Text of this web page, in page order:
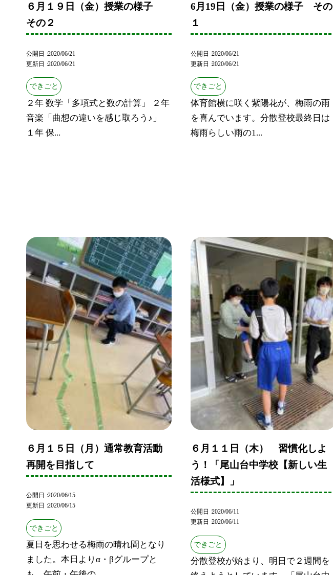
６月１９日（金）授業の様子
その２
公開日 2020/06/21
更新日 2020/06/21
できごと
２年 数学「多項式と数の計算」 ２年
音楽「曲想の違いを感じ取ろう♪」
１年 保...
6月19日（金）授業の様子 その
１
公開日 2020/06/21
更新日 2020/06/21
できごと
体育館横に咲く紫陽花が、梅雨の雨
を喜んでいます。分散登校最終日は
梅雨らしい雨の1...
６月１５日（月）通常教育活動
再開を目指して
公開日
2020/06/15
更新日
2020/06/15
できごと
夏日を思わせる梅雨の晴れ間となり
ました。本日よりα・βグループと
６月１１日（木） 習慣化しよ
う！「尾山台中学校【新しい生
活様式】」
公開日
2020/06/11
更新日
2020/06/11
できごと
分散登校が始まり、明日で２週間を